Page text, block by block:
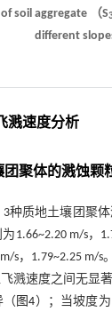
of soil aggregate （S
different
溅速度分析
团聚体的溅蚀颗
种质地土壤团聚
1.66~2.20 m/s，
s，1.79~2.25 m/s
溅速度之间无显
图4 ）；当坡度为